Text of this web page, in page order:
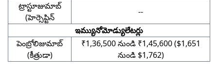
ట్రాస్టూజుమాబ్
(హెర్సెప్టిన్
--
ఇమ్యునోమోడ్యులేటర్లు
పెంబ్రోలిజుమాబ్
(కీత్రుడా)
₹1,36,500 నుండి ₹1,45,600 ($1,651
నుండి $1,762)